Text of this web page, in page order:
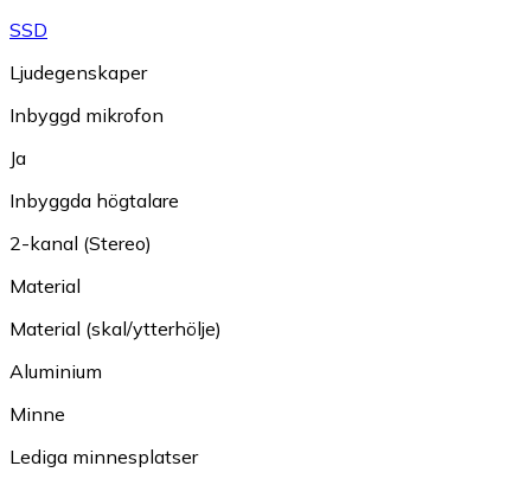
SSD
Ljudegenskaper
Inbyggd mikrofon
Ja
Inbyggda högtalare
2-kanal (Stereo)
Material
Material (skal/ytterhölje)
Aluminium
Minne
Lediga minnesplatser